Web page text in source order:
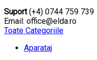
Suport(+4) 0744 759 739
Email: office@elda.ro
Toate Categoriile
Aparataj